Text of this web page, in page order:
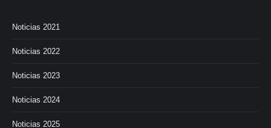
Noticias 2021
Noticias 2022
Noticias 2023
Noticias 2024
Noticias 2025